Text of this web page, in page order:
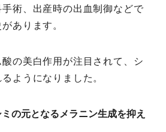
術、出産時の出血制御などで
あります。
の美白作用が注目されて、シ
ようになりました。
ミの元となるメラニン生成を抑え